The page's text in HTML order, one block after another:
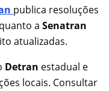
publica resoluções
a Senatran
atualizadas.
Detran estadual e
locais. Consultar